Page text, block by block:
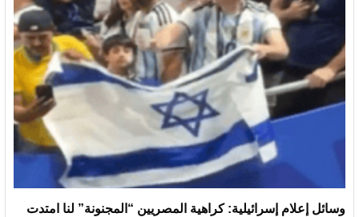
وسائل إعلام إسرائيلية: كراهية المصريين “المجنونة” لنا امتدت